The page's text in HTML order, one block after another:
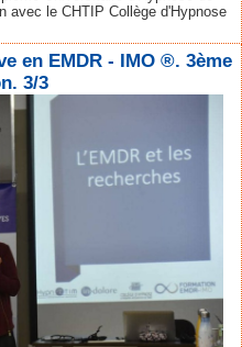
avec le CHTIP Collège d'Hypnose
en EMDR - IMO ®. 3ème
3/3